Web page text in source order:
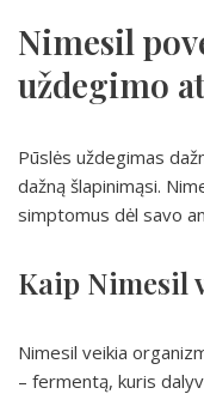
Nimesil
uždegimo
Pūslės uždegimas
dažną šlapinimąsi.
simptomus dėl savo
Kaip Nimesil
Nimesil veikia
– fermentą, kuris